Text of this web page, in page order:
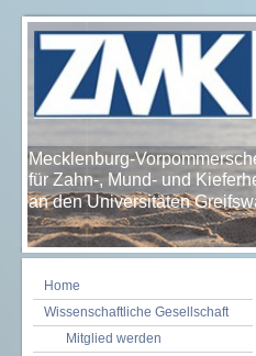
Mecklenburg-
für Zahn-, Mund- und
an den Universitäten
Home
Wissenschaftliche Gesellschaft
Mitglied werden